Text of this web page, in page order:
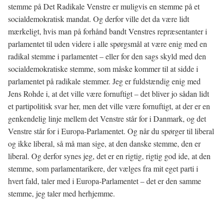
stemme på Det Radikale Venstre er muligvis en stemme på et
socialdemokratisk mandat. Og derfor ville det da være lidt
mærkeligt, hvis man på forhånd bandt Venstres repræsentanter i
parlamentet til uden videre i alle spørgsmål at være enig med en
radikal stemme i parlamentet – eller for den sags skyld med den
socialdemokratiske stemme, som måske kommer til at sidde i
parlamentet på radikale stemmer. Jeg er fuldstændig enig med
Jens Rohde i, at det ville være fornuftigt – det bliver jo sådan lidt
et partipolitisk svar her, men det ville være fornuftigt, at der er en
genkendelig linje mellem det Venstre står for i Danmark, og det
Venstre står for i Europa-Parlamentet. Og når du spørger til liberal
og ikke liberal, så må man sige, at den danske stemme, den er
liberal. Og derfor synes jeg, det er en rigtig, rigtig god ide, at den
stemme, som parlamentarikere, der vælges fra mit eget parti i
hvert fald, taler med i Europa-Parlamentet – det er den samme
stemme, jeg taler med herhjemme.